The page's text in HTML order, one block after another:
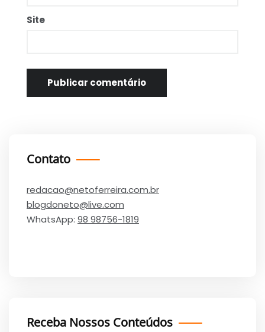
Site
Contato
redacao@netoferreira.com.br
blogdoneto@live.com
WhatsApp: 98 98756-1819
Receba Nossos Conteúdos